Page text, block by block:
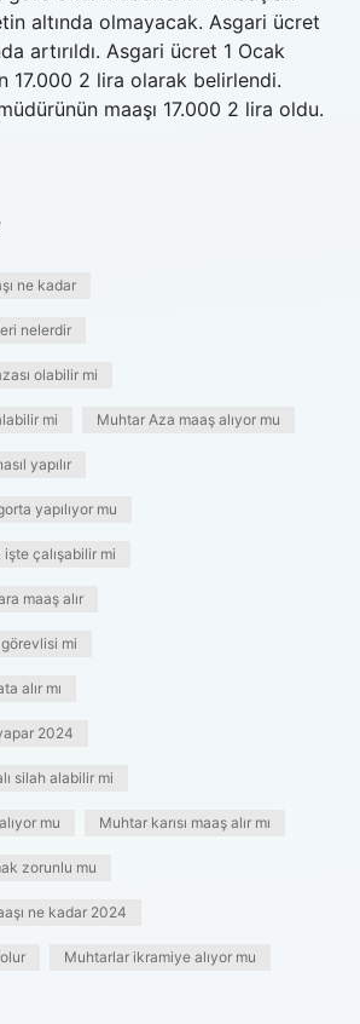
altında olmayacak. Asgari ücret
artırıldı. Asgari ücret 1 Ocak
17.000 2 lira olarak belirlendi.
maaşı 17.000 2 lira oldu.
ne kadar
nelerdir
olabilir mi
mi Muhtar Aza maaş alıyor mu
yapılır
yapılıyor mu
çalışabilir mi
maaş alır
mi
alır mı
2024
silah alabilir mi
mu Muhtar karısı maaş alır mı
zorunlu mu
ne kadar 2024
Muhtarlar ikramiye alıyor mu